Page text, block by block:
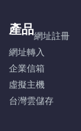
產品網址註冊
網址轉入
企業信箱
虛擬主機
台灣雲儲存